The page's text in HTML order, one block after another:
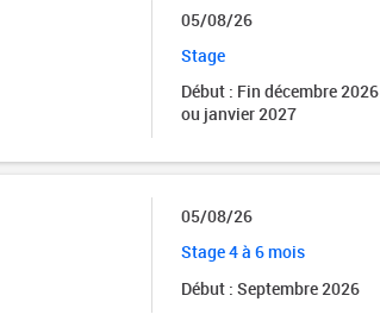
05/08/26
Stage
Début : Fin décembre 2026
ou janvier 2027
05/08/26
Stage 4 à 6 mois
Début : Septembre 2026